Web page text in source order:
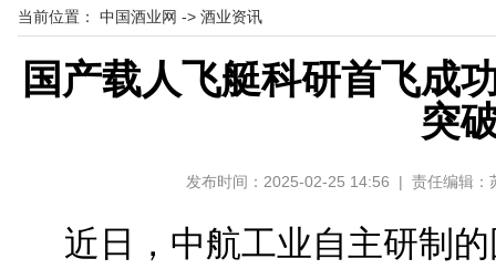
当前位置： 中国酒业网 -> 酒业资讯
国产载人飞艇科研首飞成
突
发布时间：2025-02-25 14:56 | 责任编辑
近日，中航工业自主研制